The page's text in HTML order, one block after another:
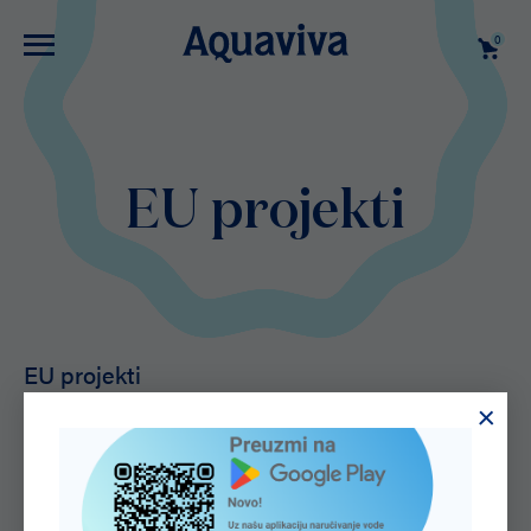
0
EU projekti
EU projekti
Povećanje energetske učinkovitosti i korištenje
obnovljivih izvora energije